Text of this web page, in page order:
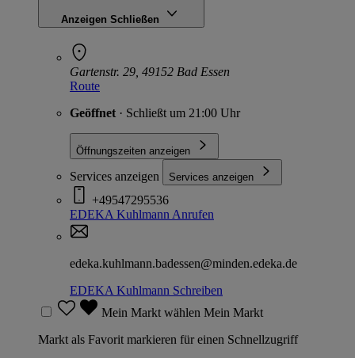
Anzeigen Schließen
Gartenstr. 29, 49152 Bad Essen
Route
Geöffnet · Schließt um 21:00 Uhr
Öffnungszeiten anzeigen
Services anzeigen Services anzeigen
+49547295536
EDEKA Kuhlmann Anrufen
edeka.kuhlmann.badessen@minden.edeka.de
EDEKA Kuhlmann Schreiben
Mein Markt wählen Mein Markt
Markt als Favorit markieren für einen Schnellzugriff